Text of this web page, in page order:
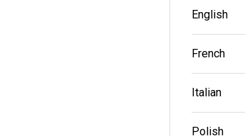
English
French
Italian
Polish